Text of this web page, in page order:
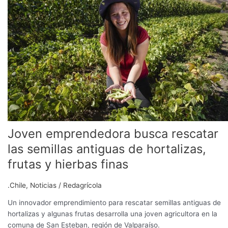
Joven emprendedora busca rescatar
las semillas antiguas de hortalizas,
frutas y hierbas finas
.Chile, Noticias / Redagrícola
Un innovador emprendimiento para rescatar semillas antiguas de
hortalizas y algunas frutas desarrolla una joven agricultora en la
comuna de San Esteban, región de Valparaíso.
busca
rescatar
las
semillas
antiguas
de
hortalizas,
frutas
y
hierbas
finas